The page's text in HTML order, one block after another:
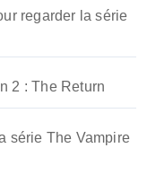
regarder la série
2 : The Return
série The Vampire